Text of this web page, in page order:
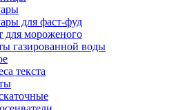
для фаст-фуд
для мороженого
газированной воды
текста